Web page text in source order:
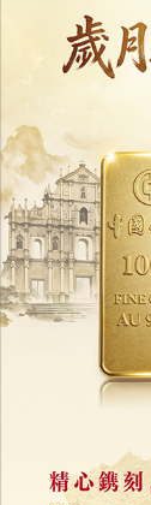
相關新聞